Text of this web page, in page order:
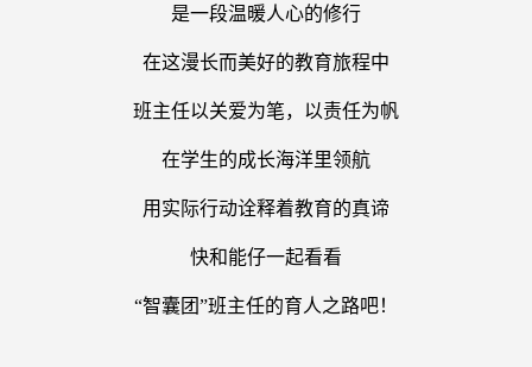
是一段温暖人心的修行
在这漫长而美好的教育旅程中
班主任以关爱为笔，以责任为帆
在学生的成长海洋里领航
用实际行动诠释着教育的真谛
快和能仔一起看看
“智囊团”班主任的育人之路吧！